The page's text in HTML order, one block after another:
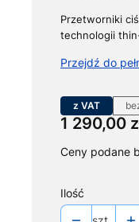
Przetworniki
technologii
Przejdź do
z VAT
Cena
1 290,00
Ceny podane
Ilość